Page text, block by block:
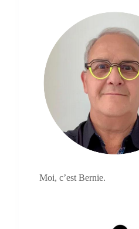
Moi, c’est Bernie.